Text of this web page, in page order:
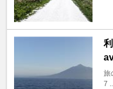
旅
7 ...